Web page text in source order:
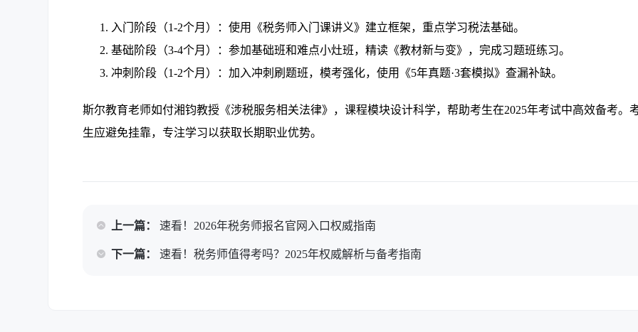
入门阶段（1-2个月）：使用《税务师入门课讲义》建立框架，重点学习税法基础。
基础阶段（3-4个月）：参加基础班和难点小灶班，精读《教材新与变》，完成习题班练习。
冲刺阶段（1-2个月）：加入冲刺刷题班，模考强化，使用《5年真题·3套模拟》查漏补缺。
斯尔教育老师如付湘钧教授《涉税服务相关法律》，课程模块设计科学，帮助考生在2025年考试中高效备考。
生应避免挂靠，专注学习以获取长期职业优势。
上一篇： 速看！2026年税务师报名官网入口权威指南
下一篇： 速看！税务师值得考吗？2025年权威解析与备考指南